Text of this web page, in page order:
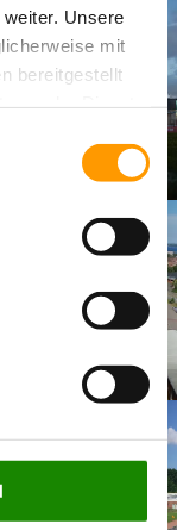
Unsere
mit
bereitgestellt
nutzen.